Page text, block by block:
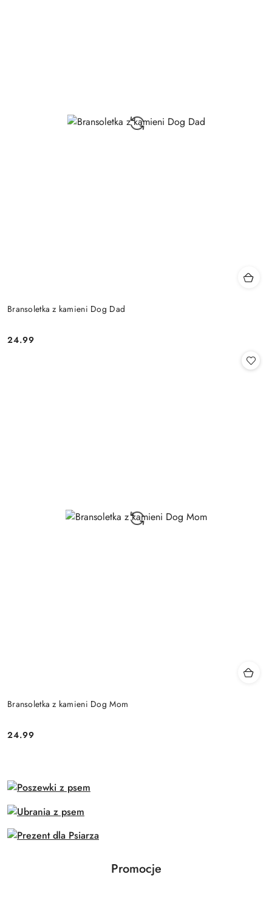
Bransoletka z kamieni Dog Dad
Cena:
24.99
Bransoletka z kamieni Dog Mom
Cena:
24.99
Pomiń karuzelę produktów
Produkty
Promocje